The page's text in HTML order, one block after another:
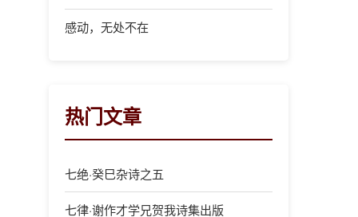
感动，无处不在
热门文章
七绝·癸巳杂诗之五
七律·谢作才学兄贺我诗集出版